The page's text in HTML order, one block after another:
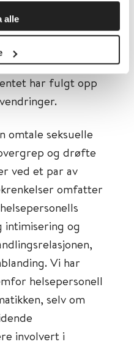
alle
nå med flere
og Helse-
har fulgt opp
omtale seksuelle
og drøfte
ved et par av
omfatter
intimisering og
Vi har
helsepersonell
selv om
involvert i